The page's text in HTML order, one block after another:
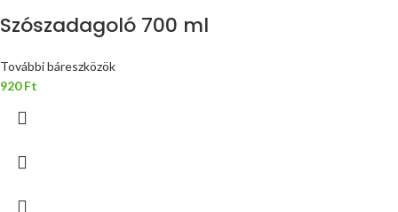
Szószadagoló 700 ml
További báreszközök
920Ft